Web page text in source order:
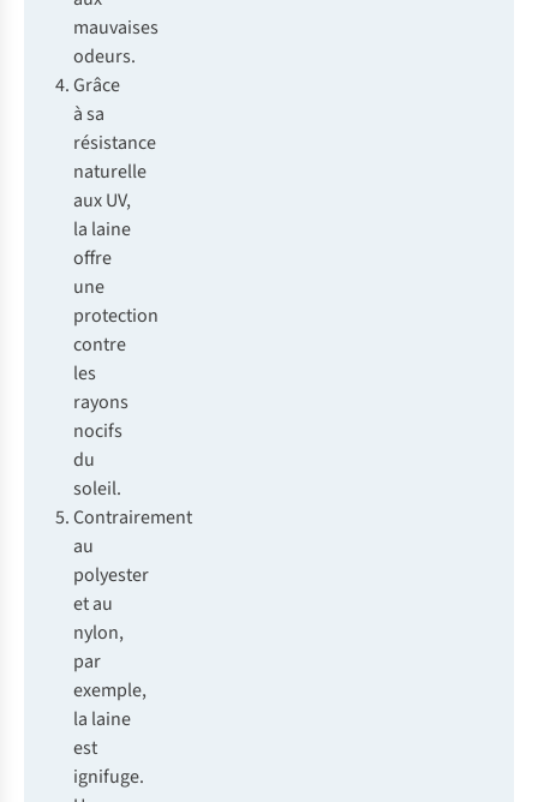
mauvaises
odeurs.
Grâce
à sa
résistance
naturelle
aux UV,
la laine
offre
une
protection
contre
les
rayons
nocifs
du
soleil.
Contrairement
au
polyester
et au
nylon,
par
exemple,
la laine
est
ignifuge.